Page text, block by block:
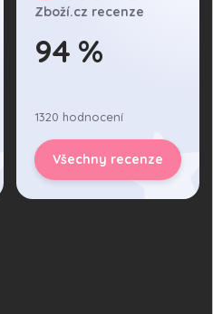
Zboží.cz recenze
94 %
1320 hodnocení
Všechny recenze